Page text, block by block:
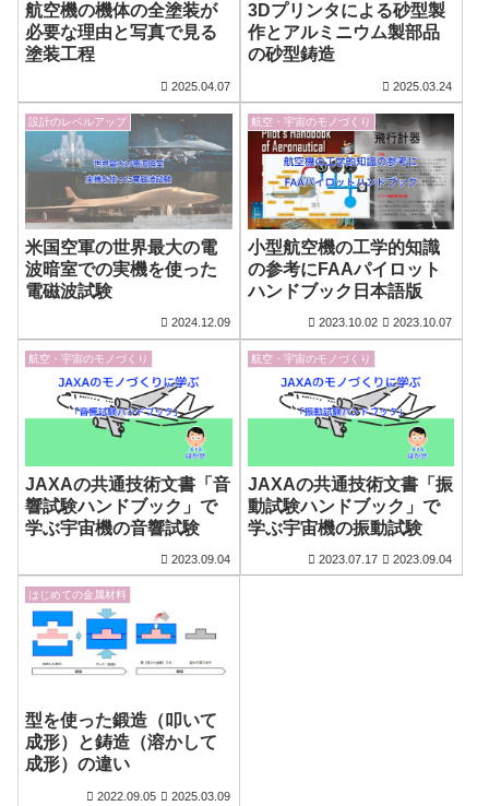
航空機の機体の全塗装が
必要な理由と写真で見る
塗装工程
2025.04.07
3Dプリンタによる砂型製
作とアルミニウム製部品
の砂型鋳造
2025.03.24
設計のレベルアップ
米国空軍の世界最大の電
波暗室での実機を使った
電磁波試験
2024.12.09
航空・宇宙のモノづくり
小型航空機の工学的知識
の参考にFAAパイロット
ハンドブック日本語版
2023.10.02 2023.10.07
航空・宇宙のモノづくり
JAXAの共通技術文書「音
響試験ハンドブック」で
学ぶ宇宙機の音響試験
2023.09.04
航空・宇宙のモノづくり
JAXAの共通技術文書「振
動試験ハンドブック」で
学ぶ宇宙機の振動試験
2023.07.17 2023.09.04
はじめての金属材料
型を使った鍛造（叩いて
成形）と鋳造（溶かして
成形）の違い
2022.09.05 2025.03.09